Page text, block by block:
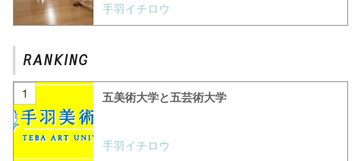
手羽イチロウ
五美術大学と五芸術大学
手羽イチロウ